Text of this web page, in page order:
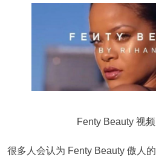
Fenty Beauty 视
很多人会认为 Fenty Beauty 傲人